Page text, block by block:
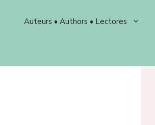
Auteurs • Authors • Lectores